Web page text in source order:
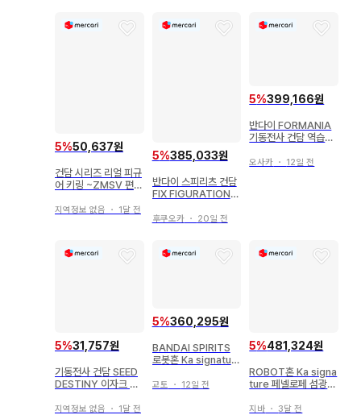
5%50,637원
건담 시리즈 리얼 피규
어 키링 ~ZMSV 편~
지역정보 없음 ・ 1달 전
5%385,033원
반다이 스피리츠 건담
FIX FIGURATION
TE 기동전사 건담 쿠
스 도안의 섬] #1026
후쿠오카・ 20일 전
5%399,166원
반다이 FORMANIA
기동전사 건담 역습의
오사카 ・ 12일 전
5%31,757원
기동전사 건담 SEED
DESTINY 이자크 마
지역정보 없음 ・ 1달 전
5%360,295원
BANDAI SPIRITS
로봇혼 Ka signatur
의 하사웨이 페넬로페
교토 ・ 12일 전
5%481,324원
ROBOT혼 Ka signa
ture 페넬로페 섬광의
지바 ・ 3달 전